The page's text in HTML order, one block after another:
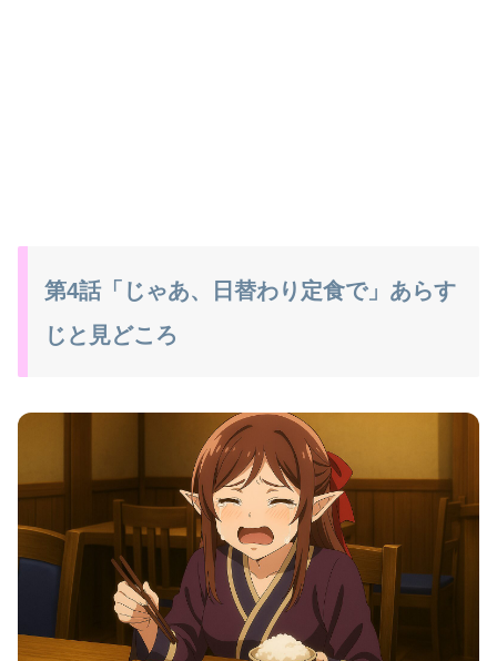
第4話「じゃあ、日替わり定食で」あらす
じと見どころ